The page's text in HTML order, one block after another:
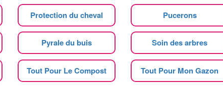
Protection du cheval Pucerons
Pyrale du buis Soin des arbres
Tout Pour Le Compost Tout Pour Mon Gazon